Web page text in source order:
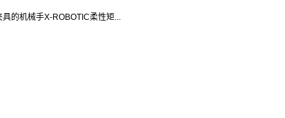
的机械手X-ROBOTIC柔性矩...